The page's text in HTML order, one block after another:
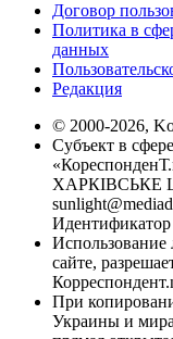
Договор
Политика в
данных
Редакция
© 2000-2026,
Субъект в
ХАРКІВСЬКЕ
сайте,
При
Украины и